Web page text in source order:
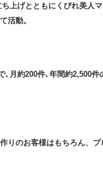
上げとともにくびれ美人
活動。
､月約200件､年間約2,500件
りのお客様はもちろん、プ